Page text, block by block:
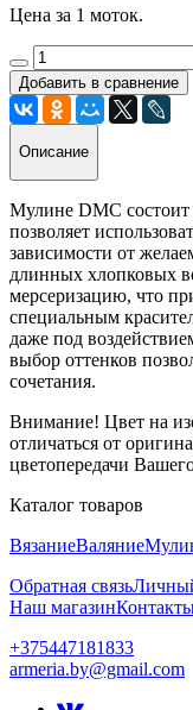
Цена за 1 моток.
Добавить в сравнение
Описание
Мулине DMC состоит
позволяет
зависимости от
длинных хлопковых
мерсеризацию, что
специальным
даже под
выбор оттенков
сочетания.
Внимание! Цвет на
отличаться от
цветопередачи
Каталог товаров
ВязаниеВаляние
Обратная связь
Наш магазин
+375447181833
armeria.by@gmail.com